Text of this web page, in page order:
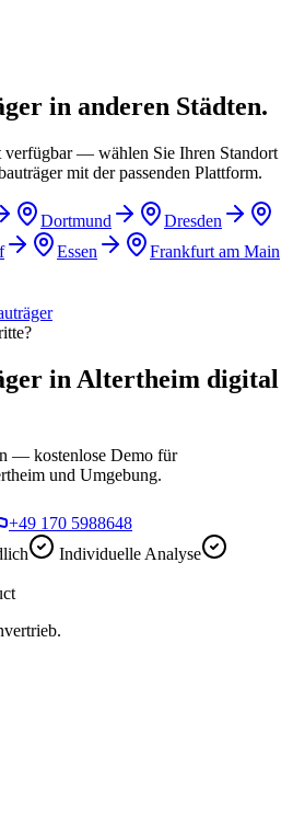
in anderen Städten.
verfügbar — wählen Sie Ihren Standort
mit der passenden Plattform.
Dortmund
Dresden
Essen Frankfurt am Main
in Altertheim digital
— kostenlose Demo für
und Umgebung.
+49 170 5988648
Individuelle Analyse